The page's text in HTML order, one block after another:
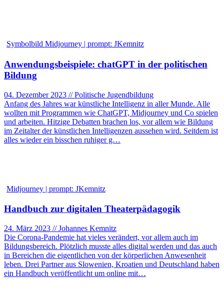
Symbolbild Midjourney | prompt: JKemnitz
Anwendungsbeispiele: chatGPT in der politischen
Bildung
04. Dezember 2023 // Politische Jugendbildung
Anfang des Jahres war künstliche Intelligenz in aller Munde. Alle
wollten mit Programmen wie ChatGPT, Midjourney und Co spielen
und arbeiten. Hitzige Debatten brachen los, vor allem wie Bildung
im Zeitalter der künstlichen Intelligenzen aussehen wird. Seitdem ist
alles wieder ein bisschen ruhiger g…
Midjourney | prompt: JKemnitz
Handbuch zur digitalen Theaterpädagogik
24. März 2023 // Johannes Kemnitz
Die Corona-Pandemie hat vieles verändert, vor allem auch im
Bildungsbereich. Plötzlich musste alles digital werden und das auch
in Bereichen die eigentlichen von der körperlichen Anwesenheit
leben. Drei Partner aus Slowenien, Kroatien und Deutschland haben
ein Handbuch veröffentlicht um online mit…